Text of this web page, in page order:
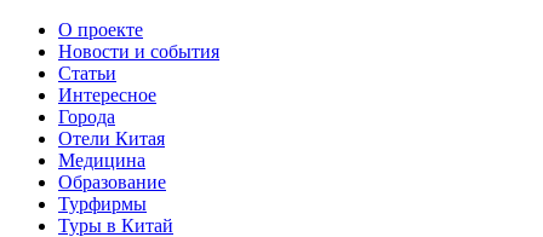
О проекте
Новости и события
Статьи
Интересное
Города
Отели Китая
Медицина
Образование
Турфирмы
Туры в Китай